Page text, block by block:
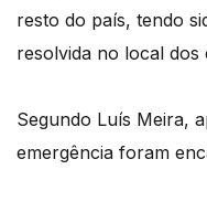
resto do país, tendo
resolvida no local dos
Segundo Luís Meira,
emergência foram